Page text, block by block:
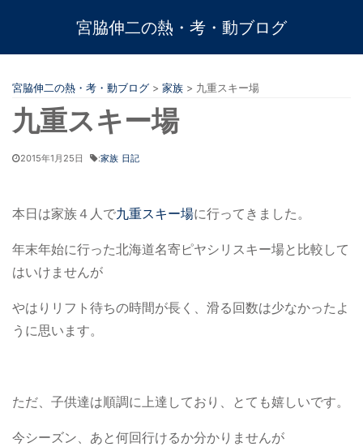
宮脇伸二の熱・考・動ブログ
宮脇伸二の熱・考・動ブログ > 家族 > 九重スキー場
九重スキー場
2015年1月25日 :家族 日記
本日は家族４人で九重スキー場に行ってきました。
年末年始に行った北海道名寄ピヤシリスキー場と比較して
はいけませんが
やはりリフト待ちの時間が長く、滑る回数は少なかったよ
うに思います。
ただ、子供達は順調に上達しており、とても嬉しいです。
今シーズン、あと何回行けるか分かりませんが